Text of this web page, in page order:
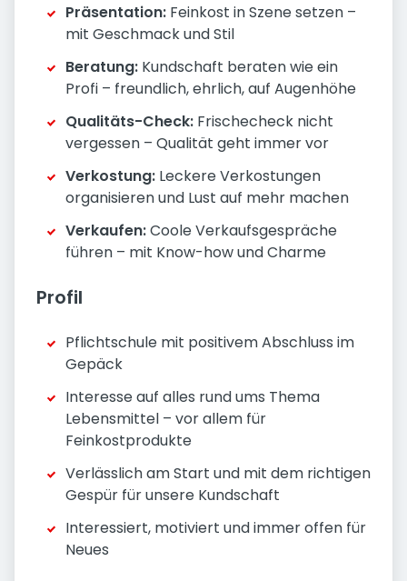
Präsentation: Feinkost in Szene setzen –
mit Geschmack und Stil
Beratung: Kundschaft beraten wie ein
Profi – freundlich, ehrlich, auf Augenhöhe
Qualitäts-Check: Frischecheck nicht
vergessen – Qualität geht immer vor
Verkostung: Leckere Verkostungen
organisieren und Lust auf mehr machen
Verkaufen:Coole Verkaufsgespräche
führen – mit Know-how und Charme
Profil
Pflichtschule mit positivem Abschluss im
Gepäck
Interesse auf alles rund ums Thema
Lebensmittel – vor allem für
Feinkostprodukte
Verlässlich am Start und mit dem richtigen
Gespür für unsere Kundschaft
Interessiert, motiviert und immer offen für
Neues